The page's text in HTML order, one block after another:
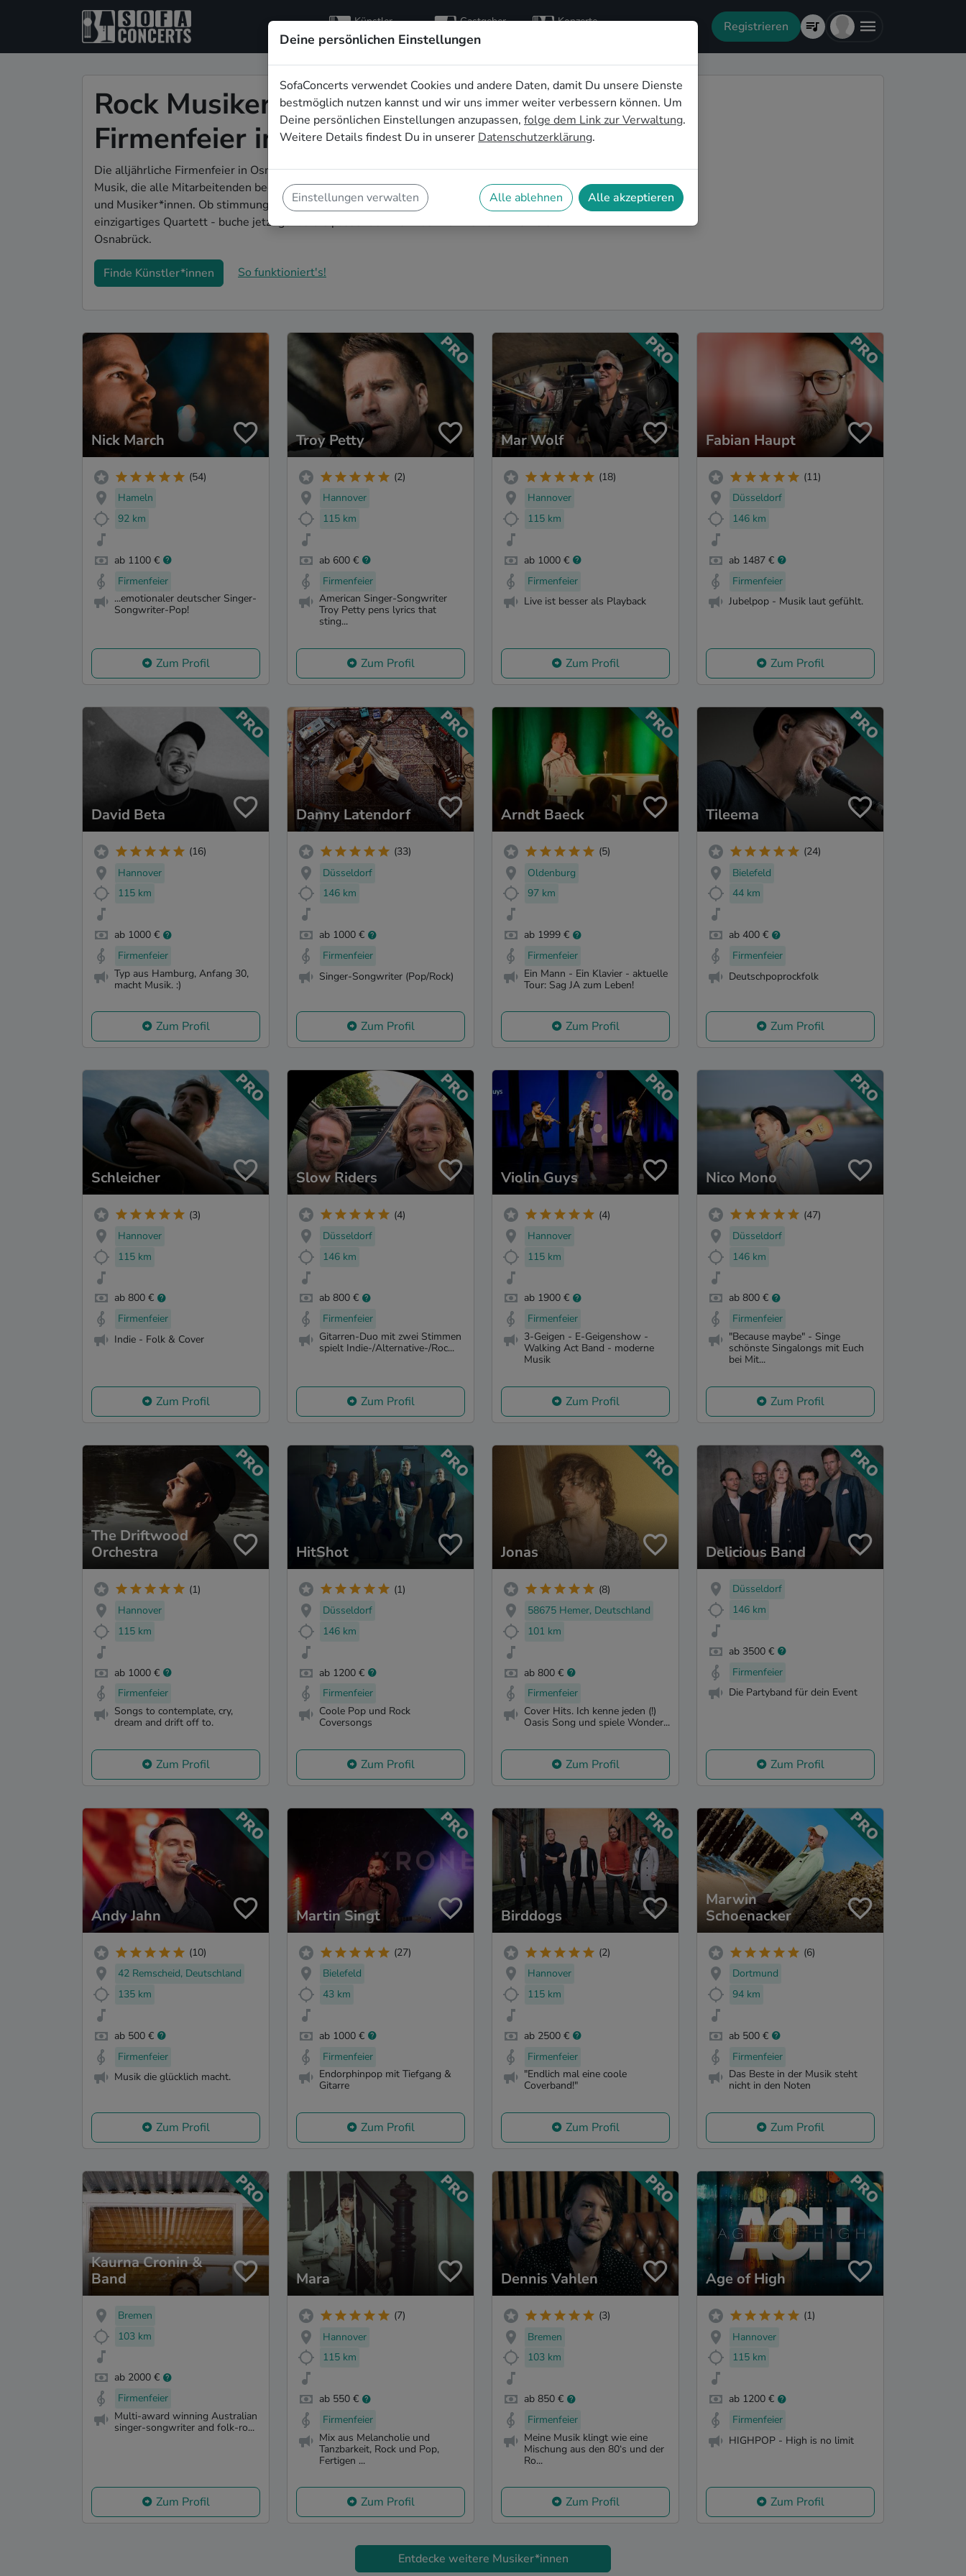
Künstler
entdecken
Gastgeber Konzerte Registrieren
Rock Musiker*innen für die
Firmenfeier in Osnabrück
Die alljährliche Firmenfeier in Osnabrück steht an und Du bist auf der Suche nach passender Live-
Musik, die alle Mitarbeitenden begeistert? Auf SofaConcerts findest Du authentische Rock Bands
und Musiker*innen. Ob stimmungsvolle Partyband, entspanntes Singer-Songwriter-Duo oder
einzigartiges Quartett - buche jetzt genau die passende Live-Musik für Deine Firmenfeier in
Osnabrück.
Finde Künstler*innen So funktioniert's!
Nick March
(54)
Hameln
92 km
ab 1100 €
Firmenfeier
...emotionaler deutscher Singer-
Songwriter-Pop!
Zum Profil
Troy Petty
(2)
Hannover
115 km
ab 600 €
Firmenfeier
American Singer-Songwriter
Troy Petty pens lyrics that
sting...
Zum Profil
Mar Wolf
(18)
Hannover
115 km
ab 1000 €
Firmenfeier
Live ist besser als Playback
Zum Profil
Fabian Haupt
(11)
Düsseldorf
146 km
ab 1487 €
Firmenfeier
Jubelpop - Musik laut gefühlt.
Zum Profil
David Beta
(16)
Hannover
115 km
ab 1000 €
Firmenfeier
Typ aus Hamburg, Anfang 30,
macht Musik. :)
Zum Profil
Danny Latendorf
(33)
Düsseldorf
146 km
ab 1000 €
Firmenfeier
Singer-Songwriter (Pop/Rock)
Zum Profil
Arndt Baeck
(5)
Oldenburg
97 km
ab 1999 €
Firmenfeier
Ein Mann - Ein Klavier - aktuelle
Tour: Sag JA zum Leben!
Zum Profil
Tileema
(24)
Bielefeld
44 km
ab 400 €
Firmenfeier
Deutschpoprockfolk
Zum Profil
Schleicher
(3)
Hannover
115 km
ab 800 €
Firmenfeier
Indie - Folk & Cover
Zum Profil
Slow Riders
(4)
Düsseldorf
146 km
ab 800 €
Firmenfeier
Gitarren-Duo mit zwei Stimmen
spielt Indie-/Alternative-/Roc...
Zum Profil
Violin Guys
(4)
Hannover
115 km
ab 1900 €
Firmenfeier
3-Geigen - E-Geigenshow -
Walking Act Band - moderne
Musik
Zum Profil
Nico Mono
(47)
Düsseldorf
146 km
ab 800 €
Firmenfeier
"Because maybe" - Singe
schönste Singalongs mit Euch
bei Mit...
Zum Profil
The Driftwood
Orchestra
(1)
Hannover
115 km
ab 1000 €
Firmenfeier
Songs to contemplate, cry,
dream and drift off to.
Zum Profil
HitShot
(1)
Düsseldorf
146 km
ab 1200 €
Firmenfeier
Coole Pop und Rock
Coversongs
Zum Profil
Jonas
(8)
58675 Hemer, Deutschland
101 km
ab 800 €
Firmenfeier
Cover Hits. Ich kenne jeden (!)
Oasis Song und spiele Wonder...
Zum Profil
Delicious Band
Düsseldorf
146 km
ab 3500 €
Firmenfeier
Die Partyband für dein Event
Zum Profil
Andy Jahn
(10)
42 Remscheid, Deutschland
135 km
ab 500 €
Firmenfeier
Musik die glücklich macht.
Zum Profil
Martin Singt
(27)
Bielefeld
43 km
ab 1000 €
Firmenfeier
Endorphinpop mit Tiefgang &
Gitarre
Zum Profil
Birddogs
(2)
Hannover
115 km
ab 2500 €
Firmenfeier
"Endlich mal eine coole
Coverband!"
Zum Profil
Marwin
Schoenacker
(6)
Dortmund
94 km
ab 500 €
Firmenfeier
Das Beste in der Musik steht
nicht in den Noten
Zum Profil
Kaurna Cronin &
Band
Bremen
103 km
ab 2000 €
Firmenfeier
Multi-award winning Australian
singer-songwriter and folk-ro...
Zum Profil
Mara
(7)
Hannover
115 km
ab 550 €
Firmenfeier
Mix aus Melancholie und
Tanzbarkeit, Rock und Pop,
Fertigen ...
Zum Profil
Dennis Vahlen
(3)
Bremen
103 km
ab 850 €
Firmenfeier
Meine Musik klingt wie eine
Mischung aus den 80‘s und der
Ro...
Zum Profil
Age of High
(1)
Hannover
115 km
ab 1200 €
Firmenfeier
HIGHPOP - High is no limit
Zum Profil
Entdecke weitere Musiker*innen
Deine persönlichen Einstellungen
SofaConcerts verwendet Cookies und andere Daten, damit Du unsere Dienste
bestmöglich nutzen kannst und wir uns immer weiter verbessern können. Um
Deine persönlichen Einstellungen anzupassen, folge dem Link zur Verwaltung.
Weitere Details findest Du in unserer Datenschutzerklärung.
Einstellungen verwalten Alle ablehnen Alle akzeptieren